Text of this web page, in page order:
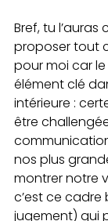
Bref, tu l’auras
proposer tout
pour moi car
élément clé
intérieure :
être
nos plus
montrer notre
c’est ce
jugement) qui